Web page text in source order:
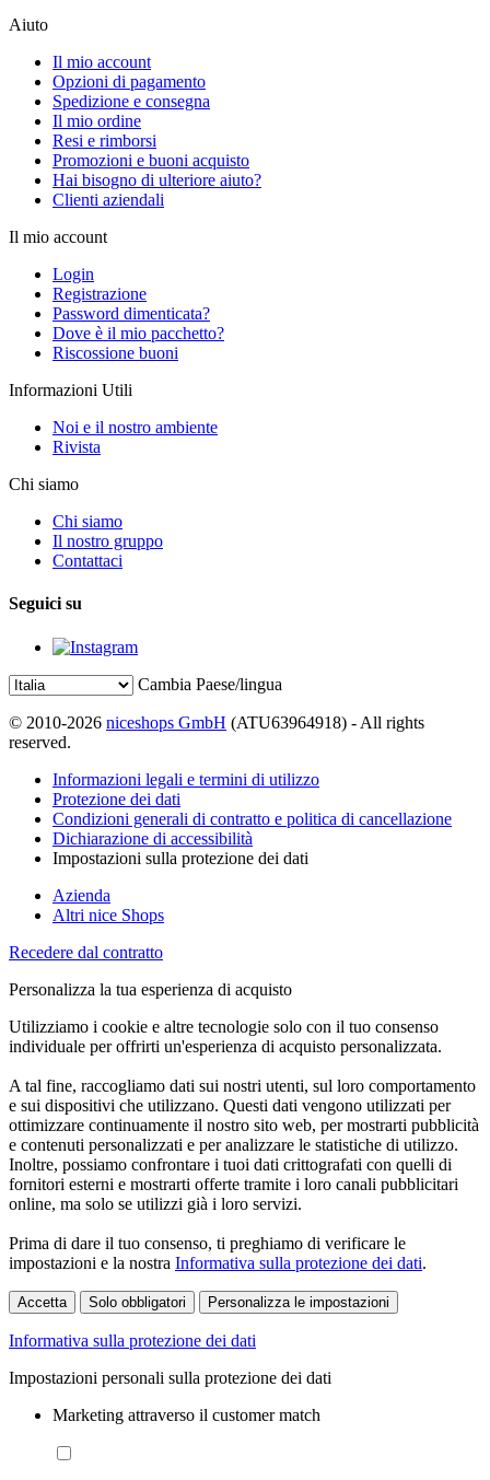
Aiuto
Il mio account
Opzioni di pagamento
Spedizione e consegna
Il mio ordine
Resi e rimborsi
Promozioni e buoni acquisto
Hai bisogno di ulteriore aiuto?
Clienti aziendali
Il mio account
Login
Registrazione
Password dimenticata?
Dove è il mio pacchetto?
Riscossione buoni
Informazioni Utili
Noi e il nostro ambiente
Rivista
Chi siamo
Chi siamo
Il nostro gruppo
Contattaci
Seguici su
Cambia Paese/lingua
© 2010-2026 niceshops GmbH (ATU63964918) - All rights
reserved.
Informazioni legali e termini di utilizzo
Protezione dei dati
Condizioni generali di contratto e politica di cancellazione
Dichiarazione di accessibilità
Impostazioni sulla protezione dei dati
Azienda
Altri nice Shops
Recedere dal contratto
Personalizza la tua esperienza di acquisto
Utilizziamo i cookie e altre tecnologie solo con il tuo consenso
individuale per offrirti un'esperienza di acquisto personalizzata.
A tal fine, raccogliamo dati sui nostri utenti, sul loro comportamento
e sui dispositivi che utilizzano. Questi dati vengono utilizzati per
ottimizzare continuamente il nostro sito web, per mostrarti pubblicità
e contenuti personalizzati e per analizzare le statistiche di utilizzo.
Inoltre, possiamo confrontare i tuoi dati crittografati con quelli di
fornitori esterni e mostrarti offerte tramite i loro canali pubblicitari
online, ma solo se utilizzi già i loro servizi.
Prima di dare il tuo consenso, ti preghiamo di verificare le
impostazioni e la nostra Informativa sulla protezione dei dati.
Accetta Solo obbligatori Personalizza le impostazioni
Informativa sulla protezione dei dati
Impostazioni personali sulla protezione dei dati
Marketing attraverso il customer match